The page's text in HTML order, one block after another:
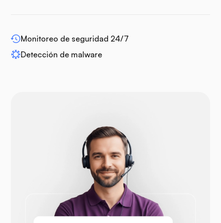
Opencart
Prestashop
Monitoreo de seguridad 24/7
Detección de malware